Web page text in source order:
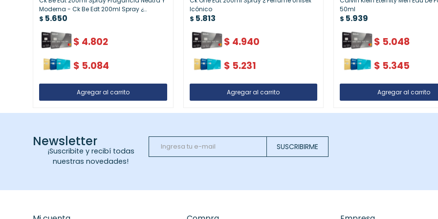
Moderna - Ck Be Edt 200ml Spray ¿
Fragancia Neutra Y Moderna
$ 5.650
$ 4.802
$ 5.084
Icónico
$ 5.813
$ 4.940
$ 5.231
50ml
$ 5.939
$ 5.048
$ 5.345
Newsletter
¡Suscribite y recibí todas
nuestras novedades!
SUSCRIBIRME